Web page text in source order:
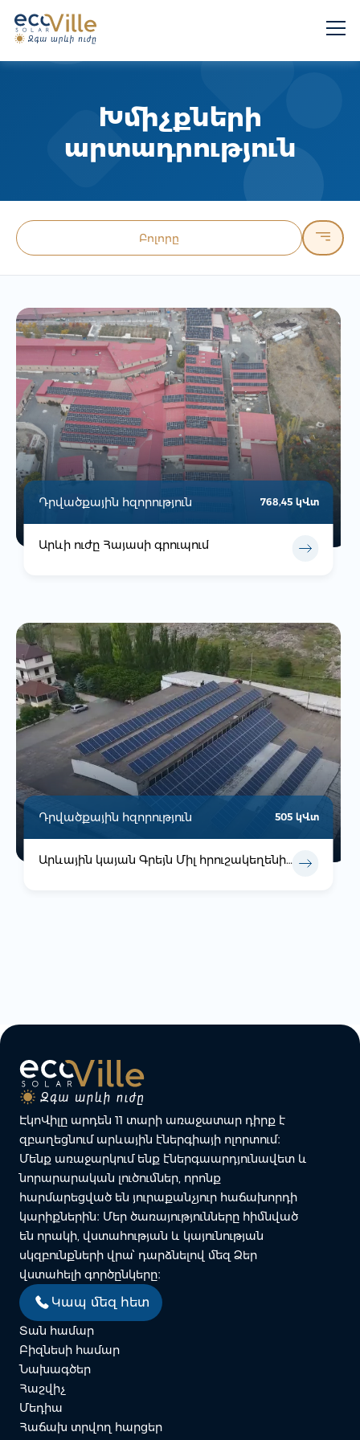
Խմիչքների
արտադրություն
Բոլորը
Դրվածքային հզորություն 768,45 կՎտ
Արևի ուժը Հայասի գրուպում
Դրվածքային հզորություն 505 կՎտ
Արևային կայան Գրեյն Միլ հրուշակեղենի և մրգօղիների գործարանում
ԷկոՎիլը արդեն 11 տարի առաջատար դիրք է
զբաղեցնում արևային էներգիայի ոլորտում։
Մենք առաջարկում ենք էներգաարդյունավետ և
նորարարական լուծումներ, որոնք
հարմարեցված են յուրաքանչյուր հաճախորդի
կարիքներին։ Մեր ծառայությունները հիմնված
են որակի, վստահության և կայունության
սկզբունքների վրա՝ դարձնելով մեզ Ձեր
վստահելի գործընկերը։
Կապ մեզ հետ
Տան համար
Բիզնեսի համար
Նախագծեր
Հաշվիչ
Մեդիա
Հաճախ տրվող հարցեր